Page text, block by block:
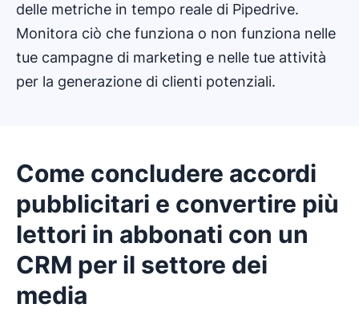
delle metriche in tempo reale di Pipedrive.
Monitora ciò che funziona o non funziona nelle
tue campagne di marketing e nelle tue attività
per la generazione di clienti potenziali.
Come concludere accordi
pubblicitari e convertire più
lettori in abbonati con un
CRM per il settore dei
media